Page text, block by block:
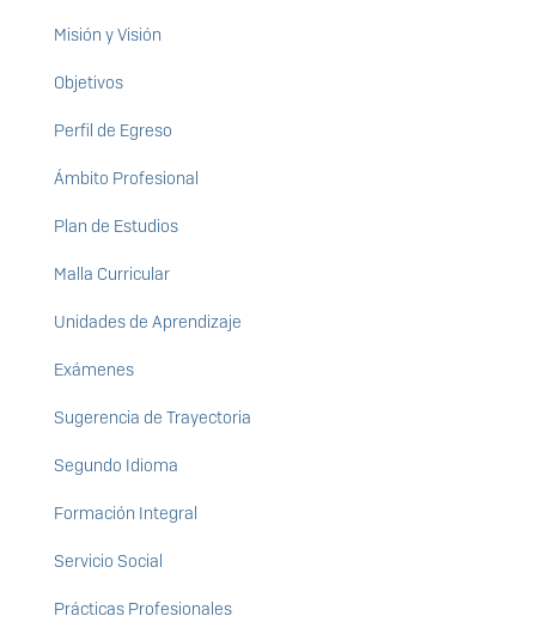
Misión y Visión
Objetivos
Perfil de Egreso
Ámbito Profesional
Plan de Estudios
Malla Curricular
Unidades de Aprendizaje
Exámenes
Sugerencia de Trayectoria
Segundo Idioma
Formación Integral
Servicio Social
Prácticas Profesionales